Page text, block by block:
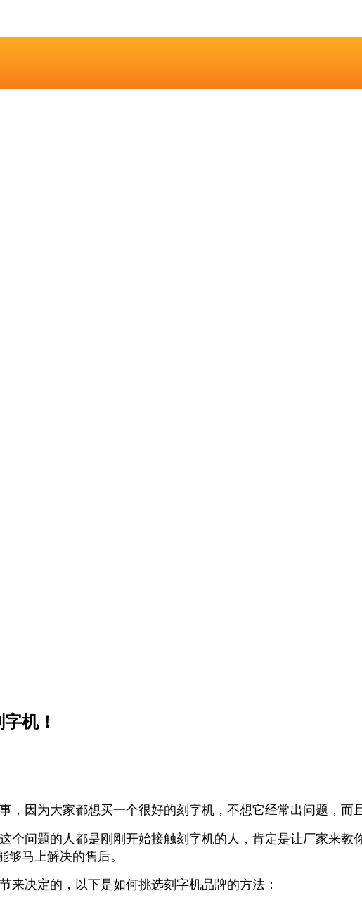
机！
，因为大家都想买一个很好的刻字机，不想它经常出问题，而
个问题的人都是刚刚开始接触刻字机的人，肯定是让厂家来
马上解决的售后。
来决定的，以下是如何挑选刻字机品牌的方法：